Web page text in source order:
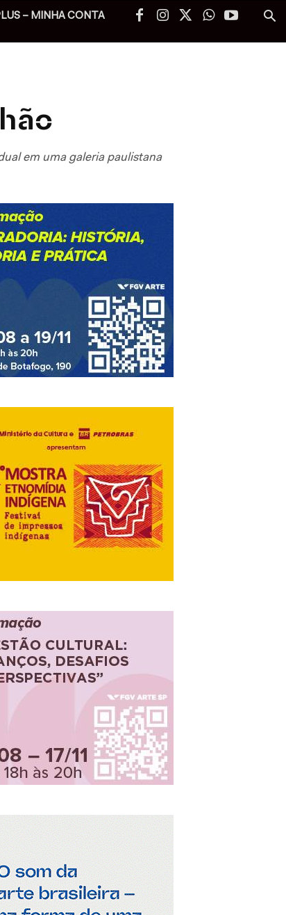
– MINHA CONTA
em uma galeria paulistana